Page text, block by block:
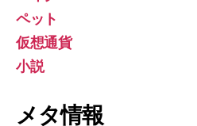
ペット
仮想通貨
小説
メタ情報